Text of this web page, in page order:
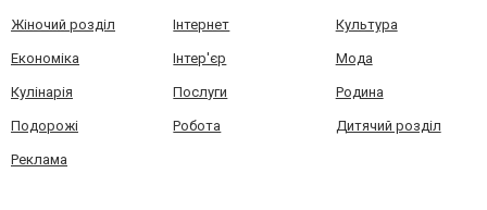
Жіночий розділ Інтернет Культура
Економіка Інтер'єр Мода
Кулінарія Послуги Родина
Подорожі Робота Дитячий розділ
Реклама